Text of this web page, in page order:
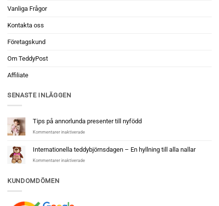
Vanliga Frågor
Kontakta oss
Företagskund
Om TeddyPost
Affiliate
SENASTE INLÄGGEN
Tips på annorlunda presenter till nyfödd
Kommentarer inaktiveradeför
på
annorlunda
presenter
Internationella teddybjörnsdagen – En hyllning till alla nallar
Kommentarer inaktiveradeför
KUNDOMDÖMEN